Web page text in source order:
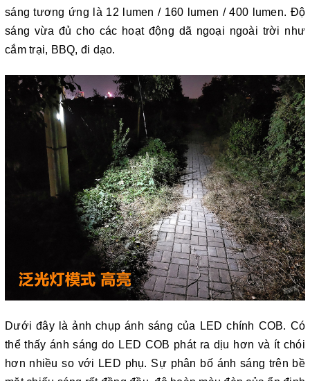
sáng tương ứng là 12 lumen / 160 lumen / 400 lumen. Độ
sáng vừa đủ cho các hoạt động dã ngoại ngoài trời như
cắm trại, BBQ, đi dạo.
Dưới đây là ảnh chụp ánh sáng của LED chính COB. Có
thể thấy ánh sáng do LED COB phát ra dịu hơn và ít chói
hơn nhiều so với LED phụ. Sự phân bố ánh sáng trên bề